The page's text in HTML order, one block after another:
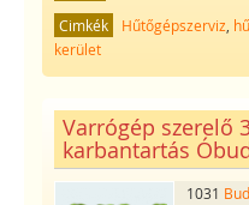
Cimkék
Hűtőgépszerviz
kerület
Varrógép szerelő
karbantartás
1031